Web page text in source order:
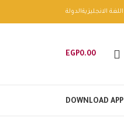
اللغة الانجليزيةالدولة
EGP0.00
DOWNLOAD APP